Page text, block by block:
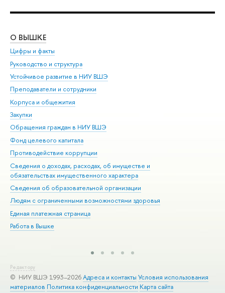
О ВЫШКЕ
Цифры и факты
Руководство и структура
Устойчивое развитие в НИУ ВШЭ
Преподаватели и сотрудники
Корпуса и общежития
Закупки
Обращения граждан в НИУ ВШЭ
Фонд целевого капитала
Противодействие коррупции
Сведения о доходах, расходах, об имуществе и
обязательствах имущественного характера
Сведения об образовательной организации
Людям с ограниченными возможностями здоровья
Единая платежная страница
Работа в Вышке
Редактору
© НИУ ВШЭ 1993–2026Адреса и контакты Условия использования
материалов Политика конфиденциальности Карта сайта